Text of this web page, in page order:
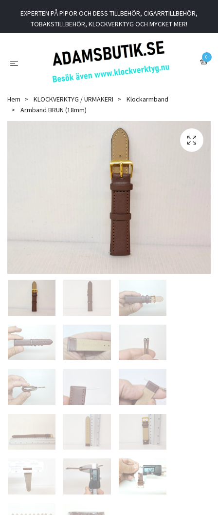
EXPERTEN PÅ PIPOR OCH DESS TILLBEHÖR, CIGARRTILLBEHÖR,
TOBAKSTILLBEHÖR, KLOCKVERKTYG OCH MYCKET MER!
0
Hem KLOCKVERKTYG / URMAKERI
Klockarmband
Armband BRUN (18mm)